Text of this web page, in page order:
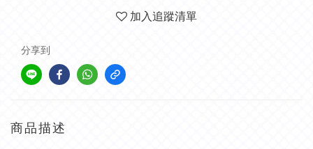
加入追蹤清單
分享到
商品描述